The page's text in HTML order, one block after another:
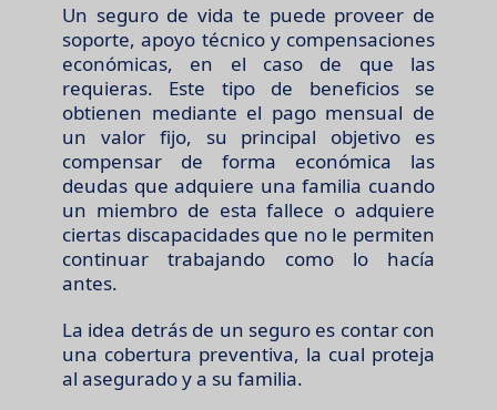
Un seguro de vida te puede proveer de
soporte, apoyo técnico y compensaciones
económicas, en el caso de que las
requieras. Este tipo de beneficios se
obtienen mediante el pago mensual de
un valor fijo, su principal objetivo es
compensar de forma económica las
deudas que adquiere una familia cuando
un miembro de esta fallece o adquiere
ciertas discapacidades que no le permiten
continuar trabajando como lo hacía
antes.
La idea detrás de un seguro es contar con
una cobertura preventiva, la cual proteja
al asegurado y a su familia.